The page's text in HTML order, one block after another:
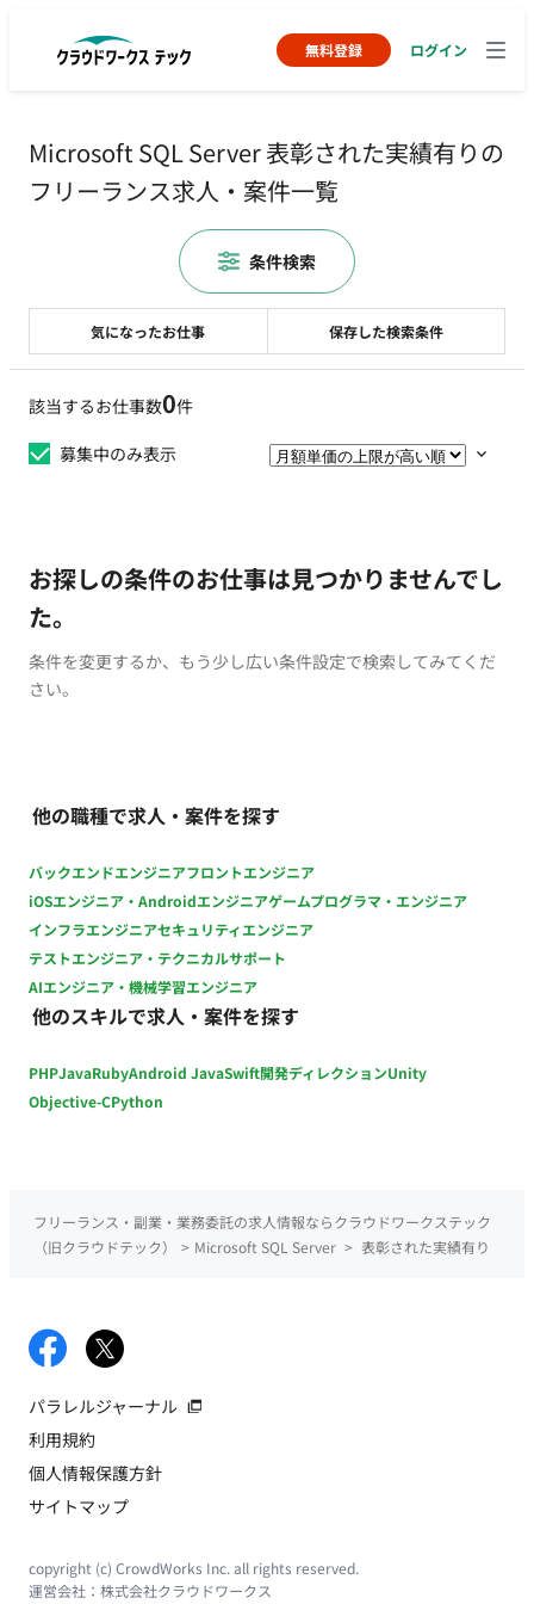
無料登録 ログイン
Microsoft SQL Server 表彰された実績有りの
フリーランス求人・案件一覧
該当するお仕事数0件
募集中のみ表示
お探しの条件のお仕事は見つかりませんでし
た。
条件を変更するか、もう少し広い条件設定で検索してみてくだ
さい。
他の職種で求人・案件を探す
バックエンドエンジニアフロントエンジニア
iOSエンジニア・Androidエンジニアゲームプログラマ・エンジニア
インフラエンジニアセキュリティエンジニア
テストエンジニア・テクニカルサポート
AIエンジニア・機械学習エンジニア
他のスキルで求人・案件を探す
PHPJavaRubyAndroid JavaSwift開発ディレクションUnity
Objective-CPython
気になったお仕事 保存した検索条件
条件検索
フリーランス・副業・業務委託の求人情報ならクラウドワークステック
（旧クラウドテック）
> Microsoft SQL Server > 表彰された実績有り
パラレルジャーナル
利用規約
個人情報保護方針
サイトマップ
copyright (c) CrowdWorks Inc. all rights reserved.
運営会社： 株式会社クラウドワークス